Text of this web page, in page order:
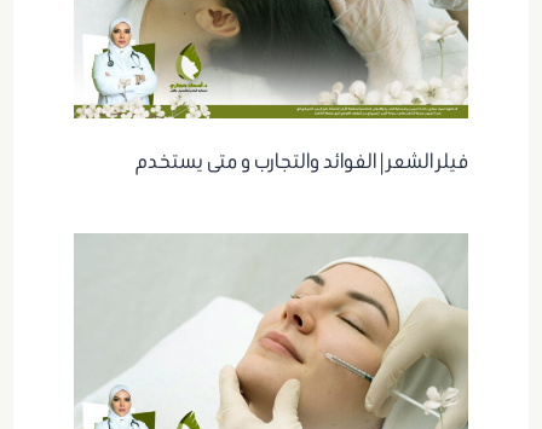
فيلر الشعر | الفوائد والتجارب و متى يستخدم